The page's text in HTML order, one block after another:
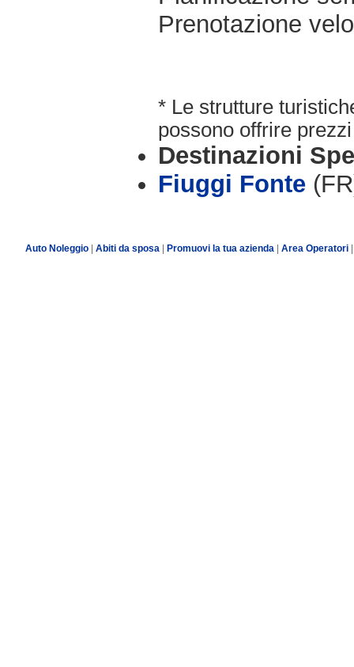
Prenotazione
* Le strutture
possono offrire
Destinazioni
Fiuggi Fonte
Auto Noleggio| Abiti da sposa| Promuovi la tua azienda Area Operatori